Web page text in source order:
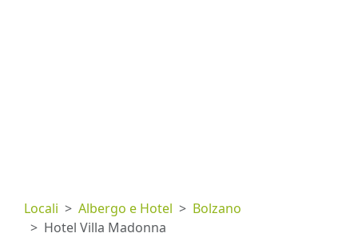
Locali Albergo e Hotel
Bolzano
Hotel Villa Madonna